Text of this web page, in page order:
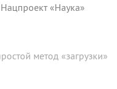
Нацпроект «Наука»
метод «загрузки»